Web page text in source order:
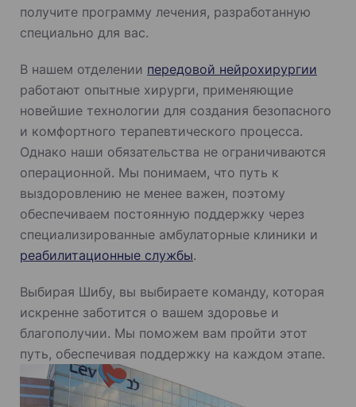
получите программу лечения, разработанную
специально для вас.
В нашем отделении передовой нейрохирургии
работают опытные хирурги, применяющие
новейшие технологии для создания безопасного
и комфортного терапевтического процесса.
Однако наши обязательства не ограничиваются
операционной. Мы понимаем, что путь к
выздоровлению не менее важен, поэтому
обеспечиваем постоянную поддержку через
специализированные амбулаторные клиники и
реабилитационные службы.
Выбирая Шибу, вы выбираете команду, которая
искренне заботится о вашем здоровье и
благополучии. Мы поможем вам пройти этот
путь, обеспечивая поддержку на каждом этапе.